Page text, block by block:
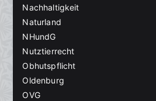
Nachhaltigkeit
Naturland
NHundG
Nutztierrecht
Obhutspflicht
Oldenburg
OVG